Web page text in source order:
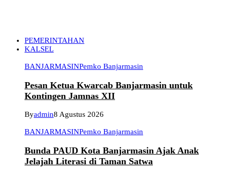
PEMERINTAHAN
KALSEL
BANJARMASINPemko Banjarmasin
Pesan Ketua Kwarcab Banjarmasin untuk
Kontingen Jamnas XII
Byadmin8 Agustus 2026
BANJARMASINPemko Banjarmasin
Bunda PAUD Kota Banjarmasin Ajak Anak
Jelajah Literasi di Taman Satwa